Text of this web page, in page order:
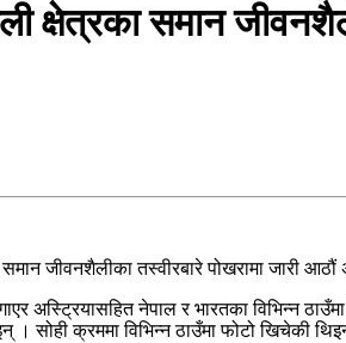
क्षेत्रका समान
जीवनशैलीका तस्वीरबारे पोखरामा जारी
नेपाल र भारतका विभिन्न
। सोही क्रममा विभिन्न ठाउँमा फोटो खिचेकी